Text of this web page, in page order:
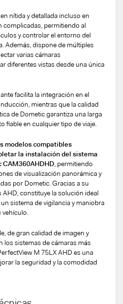
nítida y detallada incluso en
permitiendo al
y controlar el entorno del
Además, dispone de múltiples
varias cámaras
diferentes vistas desde una única
facilita la integración en el
mientras que la calidad
de Dometic garantiza una larga
fiable en cualquier tipo de viaje.
modelos compatibles
la instalación del sistema
CAM360AHDHD , permitiendo
de visualización panorámica y
por Dometic. Gracias a su
constituye la solución ideal
sistema de vigilancia y maniobra
de gran calidad de imagen y
los sistemas de cámaras más
M 75LX AHD es una
la seguridad y la comodidad